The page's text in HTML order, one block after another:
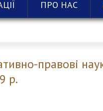
ПРО НАС
правові
р.